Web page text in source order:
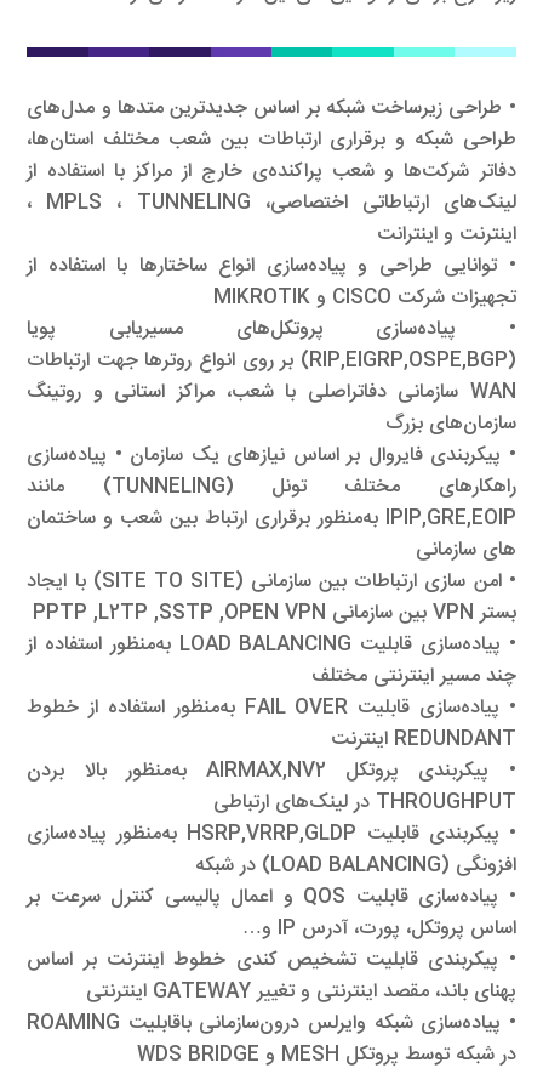
• طراحی زیرساخت شبکه بر اساس جدیدترین متدها و مدل‌های
طراحی شبکه و برقراری ارتباطات بین شعب مختلف استان‌ها،
دفاتر شرکت‌ها و شعب پراکنده‌ی خارج از مراکز با استفاده از
لینک‌های ارتباطاتی اختصاصی، MPLS ، TUNNELING ،
اینترنت و اینترانت
• توانایی طراحی و پیاده‌سازی انواع ساختارها با استفاده از
تجهیزات شرکت CISCO و MIKROTIK
• پیاده‌سازی پروتکل‌های مسیریابی پویا
(RIP,EIGRP,OSPE,BGP) بر روی انواع روترها جهت ارتباطات
WAN سازمانی دفاتراصلی با شعب، مراکز استانی و روتینگ
سازمان‌های بزرگ
• پیکربندی فایروال بر اساس نیازهای یک سازمان • پیاده‌سازی
راهکارهای مختلف تونل (TUNNELING) مانند
IPIP,GRE,EOIP به‌منظور برقراری ارتباط بین شعب و ساختمان
های سازمانی
• امن سازی ارتباطات بین سازمانی (SITE TO SITE) با ایجاد
بستر VPN بین سازمانی PPTP ,L2TP ,SSTP ,OPEN VPN
• پیاده‌سازی قابلیت LOAD BALANCING به‌منظور استفاده از
چند مسیر اینترنتی مختلف
• پیاده‌سازی قابلیت FAIL OVER به‌منظور استفاده از خطوط
REDUNDANT اینترنت
• پیکربندی پروتکل AIRMAX,NV2 به‌منظور بالا بردن
THROUGHPUT در لینک‌های ارتباطی
• پیکربندی قابلیت HSRP,VRRP,GLDP به‌منظور پیاده‌سازی
افزونگی (LOAD BALANCING) در شبکه
• پیاده‌سازی قابلیت QOS و اعمال پالیسی کنترل سرعت بر
اساس پروتکل، پورت، آدرس IP و…
• پیکربندی قابلیت تشخیص کندی خطوط اینترنت بر اساس
پهنای باند، مقصد اینترنتی و تغییر GATEWAY اینترنتی
• پیاده‌سازی شبکه وایرلس درون‌سازمانی باقابلیت ROAMING
در شبکه توسط پروتکل MESH و WDS BRIDGE